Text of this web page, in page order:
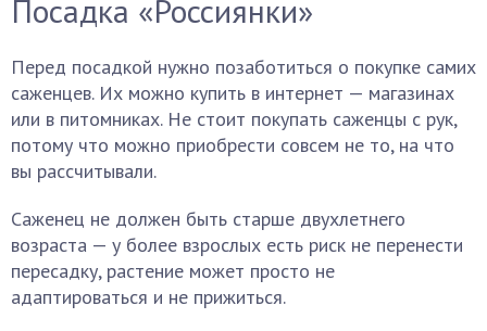
Посадка «Россиянки»
Перед посадкой нужно позаботиться о покупке самих
саженцев. Их можно купить в интернет — магазинах
или в питомниках. Не стоит покупать саженцы с рук,
потому что можно приобрести совсем не то, на что
вы рассчитывали.
Саженец не должен быть старше двухлетнего
возраста — у более взрослых есть риск не перенести
пересадку, растение может просто не
адаптироваться и не прижиться.